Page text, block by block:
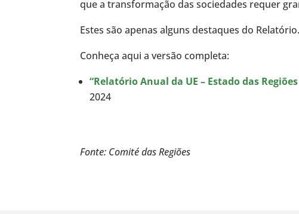
que a transformação das sociedades requer
Estes são apenas alguns destaques do Relatório.
Conheça aqui a versão completa:
“Relatório Anual da UE – Estado das
2024
Fonte: Comité das Regiões